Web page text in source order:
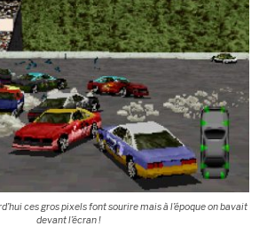
ces gros pixels font sourire mais à l’époque on bavait
devant l’écran !